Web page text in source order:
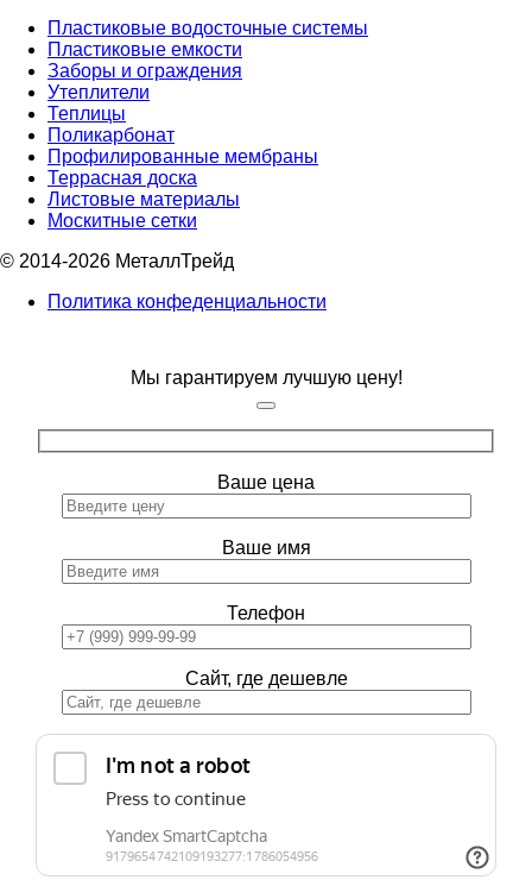
Пластиковые водосточные системы
Пластиковые емкости
Заборы и ограждения
Утеплители
Теплицы
Поликарбонат
Профилированные мембраны
Террасная доска
Листовые материалы
Москитные сетки
© 2014-2026 МеталлТрейд
Политика конфеденциальности
Мы гарантируем лучшую цену!
Ваше цена
Ваше имя
Телефон
Сайт, где дешевле